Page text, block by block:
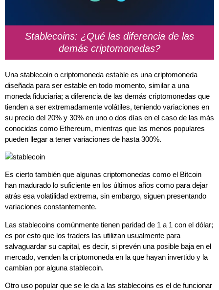
Stablecoins: ¿Qué las diferencia de las
demás criptomonedas?
Una stablecoin o criptomoneda estable es una criptomoneda
diseñada para ser estable en todo momento, similar a una
moneda fiduciaria; a diferencia de las demás criptomonedas que
tienden a ser extremadamente volátiles, teniendo variaciones en
su precio del 20% y 30% en uno o dos días en el caso de las más
conocidas como Ethereum, mientras que las menos populares
pueden llegar a tener variaciones de hasta 300%.
Es cierto también que algunas criptomonedas como el Bitcoin
han madurado lo suficiente en los últimos años como para dejar
atrás esa volatilidad extrema, sin embargo, siguen presentando
variaciones constantemente.
Las stablecoins comúnmente tienen paridad de 1 a 1 con el dólar;
es por esto que los traders las utilizan usualmente para
salvaguardar su capital, es decir, si prevén una posible baja en el
mercado, venden la criptomoneda en la que hayan invertido y la
cambian por alguna stablecoin.
Otro uso popular que se le da a las stablecoins es el de funcionar